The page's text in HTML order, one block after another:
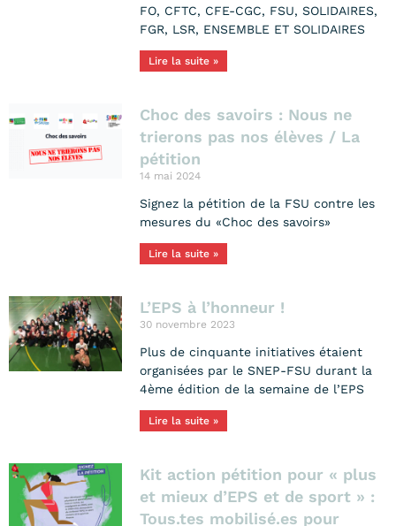
FO, CFTC, CFE-CGC, FSU, SOLIDAIRES,
FGR, LSR, ENSEMBLE ET SOLIDAIRES
Lire la suite »
Choc des savoirs : Nous ne
trierons pas nos élèves / La
pétition
14 mai 2024
Signez la pétition de la FSU contre les
mesures du «Choc des savoirs»
Lire la suite »
L’EPS à l’honneur !
30 novembre 2023
Plus de cinquante initiatives étaient
organisées par le SNEP-FSU durant la
4ème édition de la semaine de l’EPS
Lire la suite »
Kit action pétition pour « plus
et mieux d’EPS et de sport » :
Tous.tes mobilisé.es pour